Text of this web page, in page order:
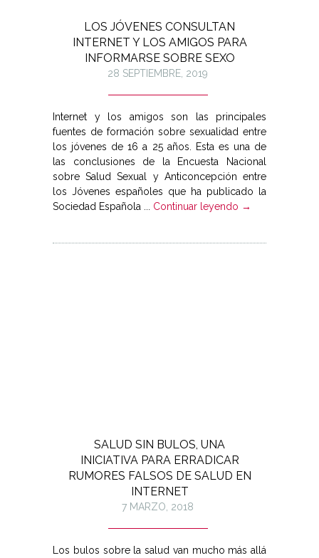
LOS JÓVENES CONSULTAN
INTERNET Y LOS AMIGOS PARA
INFORMARSE SOBRE SEXO
28 SEPTIEMBRE, 2019
Internet y los amigos son las principales
fuentes de formación sobre sexualidad entre
los jóvenes de 16 a 25 años. Esta es una de
las conclusiones de la Encuesta Nacional
sobre Salud Sexual y Anticoncepción entre
los Jóvenes españoles que ha publicado la
Sociedad Española ... Continuar leyendo →
SALUD SIN BULOS, UNA
INICIATIVA PARA ERRADICAR
RUMORES FALSOS DE SALUD EN
INTERNET
7 MARZO, 2018
Los bulos sobre la salud van mucho más allá